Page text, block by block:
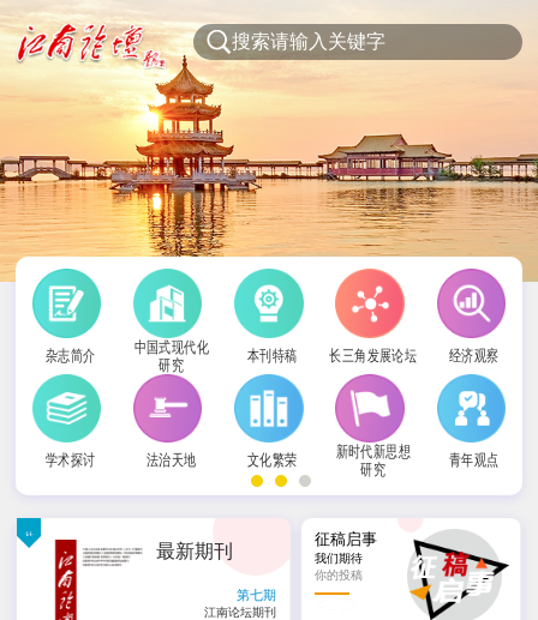
杂志简介
中国式现代化
研究
本刊特稿 长三角发展论坛 经济观察
学术探讨 法治天地 文化繁荣
新时代新思想
研究
青年观点
社科
最新期刊
第七期
江南论坛期刊
征稿启事
我们期待
你的投稿